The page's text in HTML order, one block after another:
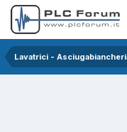
Lavatrici -